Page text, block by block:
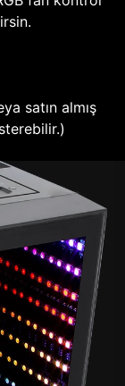
satın almış